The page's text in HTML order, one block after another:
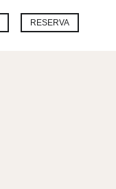
RESERVA